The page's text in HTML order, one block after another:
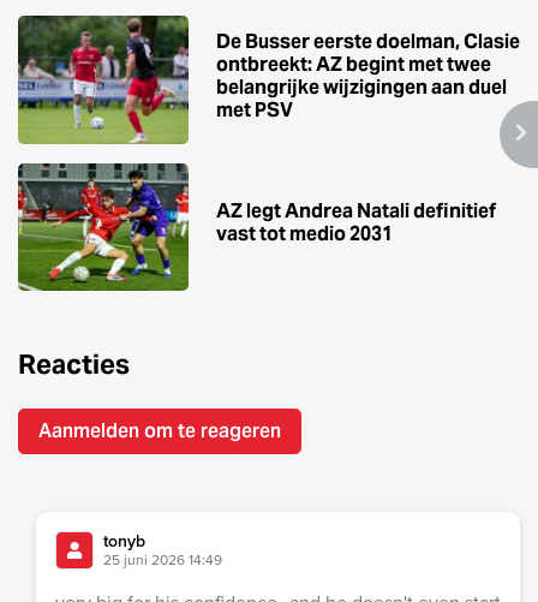
De Busser eerste doelman, Clasie
ontbreekt: AZ begint met twee
belangrijke wijzigingen aan duel
met PSV
AZ legt Andrea Natali definitief
vast tot medio 2031
Reacties
Aanmelden om te reageren
tonyb
25 juni 2026 14:49